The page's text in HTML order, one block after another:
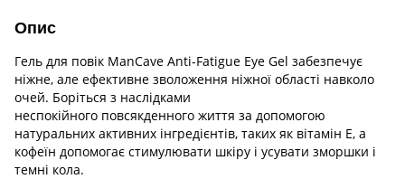
Опис
Гель для повік ManCave Anti-Fatigue Eye Gel забезпечує
ніжне, але ефективне зволоження ніжної області навколо
очей. Боріться з наслідками
неспокійного повсякденного життя за допомогою
натуральних активних інгредієнтів, таких як вітамін Е, а
кофеїн допомогає стимулювати шкіру і усувати зморшки і
темні кола.